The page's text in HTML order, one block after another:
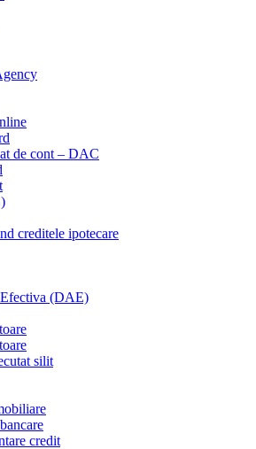
de cont – DAC
creditele ipotecare
(DAE)
silit
credit